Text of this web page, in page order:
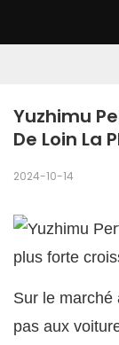
Yuzhimu
De Loin La
2024-10-14
Sur le marché
pas aux